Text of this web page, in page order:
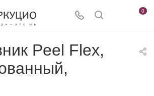
0
Peel Flex,